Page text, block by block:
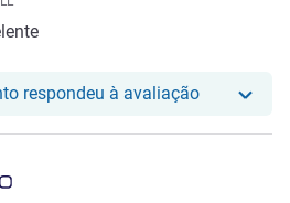
respondeu à avaliaçãoO nosso
Avis 4.0/5